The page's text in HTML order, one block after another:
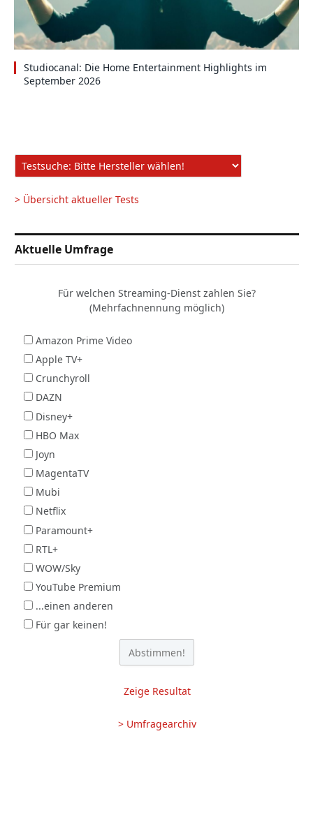
Studiocanal: Die Home Entertainment Highlights im
September 2026
> Übersicht aktueller Tests
Aktuelle Umfrage
Für welchen Streaming-Dienst zahlen Sie?
(Mehrfachnennung möglich)
Amazon Prime Video
Apple TV+
Crunchyroll
DAZN
Disney+
HBO Max
Joyn
MagentaTV
Mubi
Netflix
Paramount+
RTL+
WOW/Sky
YouTube Premium
...einen anderen
Für gar keinen!
Zeige Resultat
> Umfragearchiv